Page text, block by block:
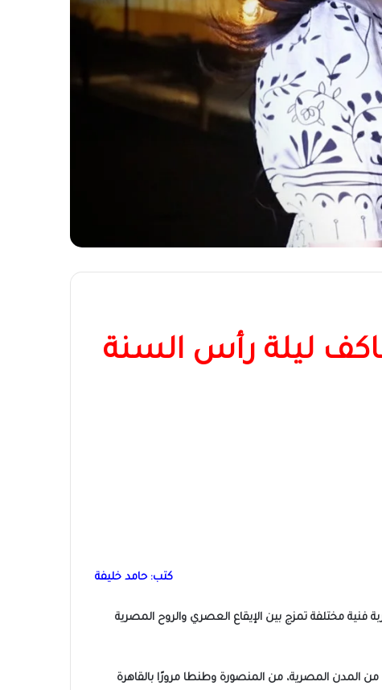
ليلة رأس السنة
كتب: حامد خليفة
فنية مختلفة تمزج بين الإيقاع العصري والروح المصرية
المدن المصرية، من المنصورة وطنطا مرورًا بالقاهرة